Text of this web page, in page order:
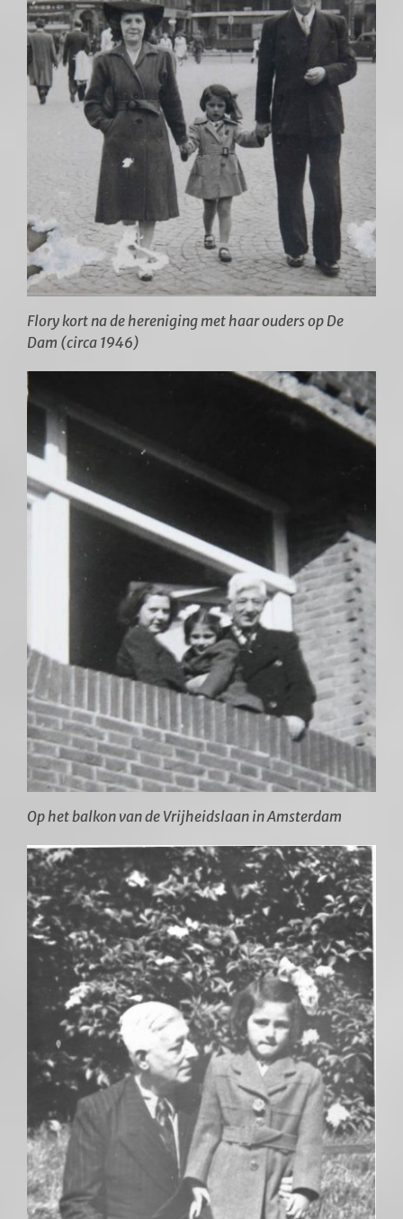
Flory kort na de hereniging met haar ouders op De
Dam (circa 1946)
Op het balkon van de Vrijheidslaan in Amsterdam